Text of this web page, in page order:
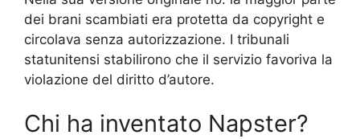
dei brani scambiati era protetta da copyright e
circolava senza autorizzazione. I tribunali
statunitensi stabilirono che il servizio favoriva la
violazione del diritto d’autore.
Chi ha inventato Napster?